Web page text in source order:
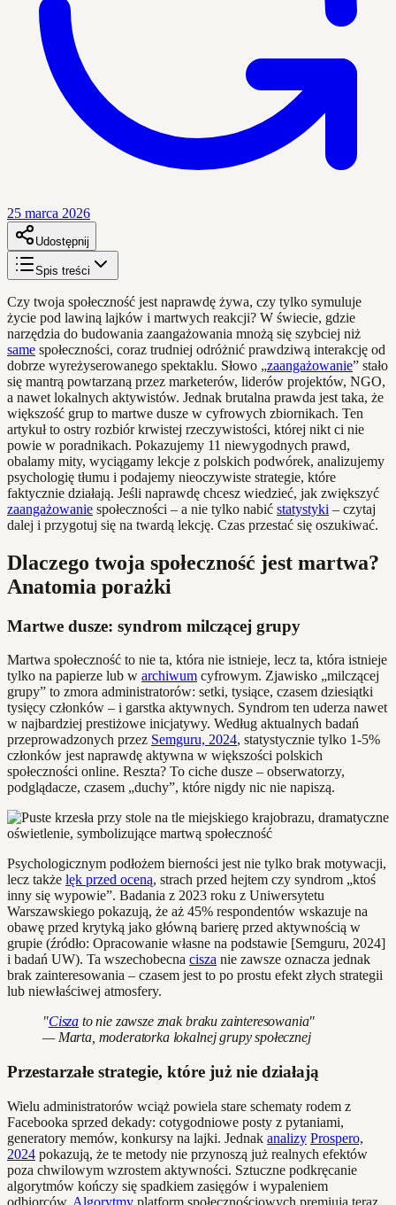
25 marca 2026
Udostępnij
Spis treści
Czy twoja społeczność jest naprawdę żywa, czy tylko symuluje
życie pod lawiną lajków i martwych reakcji? W świecie, gdzie
narzędzia do budowania zaangażowania mnożą się szybciej niż
same społeczności, coraz trudniej odróżnić prawdziwą interakcję od
dobrze wyreżyserowanego spektaklu. Słowo „zaangażowanie” stało
się mantrą powtarzaną przez marketerów, liderów projektów, NGO,
a nawet lokalnych aktywistów. Jednak brutalna prawda jest taka, że
większość grup to martwe dusze w cyfrowych zbiornikach. Ten
artykuł to ostry rozbiór krwistej rzeczywistości, której nikt ci nie
powie w poradnikach. Pokazujemy 11 niewygodnych prawd,
obalamy mity, wyciągamy lekcje z polskich podwórek, analizujemy
psychologię tłumu i podajemy nieoczywiste strategie, które
faktycznie działają. Jeśli naprawdę chcesz wiedzieć, jak zwiększyć
zaangażowanie społeczności – a nie tylko nabić statystyki – czytaj
dalej i przygotuj się na twardą lekcję. Czas przestać się oszukiwać.
Dlaczego twoja społeczność jest martwa?
Anatomia porażki
Martwe dusze: syndrom milczącej grupy
Martwa społeczność to nie ta, która nie istnieje, lecz ta, która istnieje
tylko na papierze lub w archiwum cyfrowym. Zjawisko „milczącej
grupy” to zmora administratorów: setki, tysiące, czasem dziesiątki
tysięcy członków – i garstka aktywnych. Syndrom ten uderza nawet
w najbardziej prestiżowe inicjatywy. Według aktualnych badań
przeprowadzonych przez Semguru, 2024, statystycznie tylko 1-5%
członków jest naprawdę aktywna w większości polskich
społeczności online. Reszta? To ciche dusze – obserwatorzy,
podglądacze, czasem „duchy”, które nigdy nic nie napiszą.
Psychologicznym podłożem bierności jest nie tylko brak motywacji,
lecz także lęk przed oceną, strach przed hejtem czy syndrom „ktoś
inny się wypowie”. Badania z 2023 roku z Uniwersytetu
Warszawskiego pokazują, że aż 45% respondentów wskazuje na
obawę przed krytyką jako główną barierę przed aktywnością w
grupie (źródło: Opracowanie własne na podstawie [Semguru, 2024]
i badań UW). Ta wszechobecna cisza nie zawsze oznacza jednak
brak zainteresowania – czasem jest to po prostu efekt złych strategii
lub niewłaściwej atmosfery.
"Cisza to nie zawsze znak braku zainteresowania"
— Marta, moderatorka lokalnej grupy społecznej
Przestarzałe strategie, które już nie działają
Wielu administratorów wciąż powiela stare schematy rodem z
Facebooka sprzed dekady: cotygodniowe posty z pytaniami,
generatory memów, konkursy na lajki. Jednak analizy Prospero,
2024 pokazują, że te metody nie przynoszą już realnych efektów
poza chwilowym wzrostem aktywności. Sztuczne podkręcanie
algorytmów kończy się spadkiem zasięgów i wypaleniem
odbiorców. Algorytmy platform społecznościowych premiują teraz